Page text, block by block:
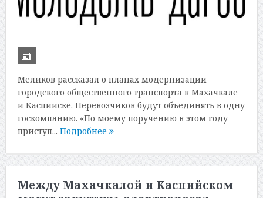
Меликов рассказал о планах модернизации
городского общественного транспорта в Махачкале
и Каспийске. Перевозчиков будут объединять в одну
госкомпанию. «По моему поручению в этом году
приступ... Подробнее
Между Махачкалой и Каспийском